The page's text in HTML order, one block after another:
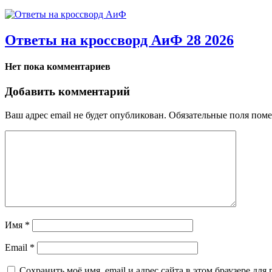
Ответы на кроссворд АиФ 28 2026
Нет пока комментариев
Добавить комментарий
Ваш адрес email не будет опубликован. Обязательные поля
Имя *
Email *